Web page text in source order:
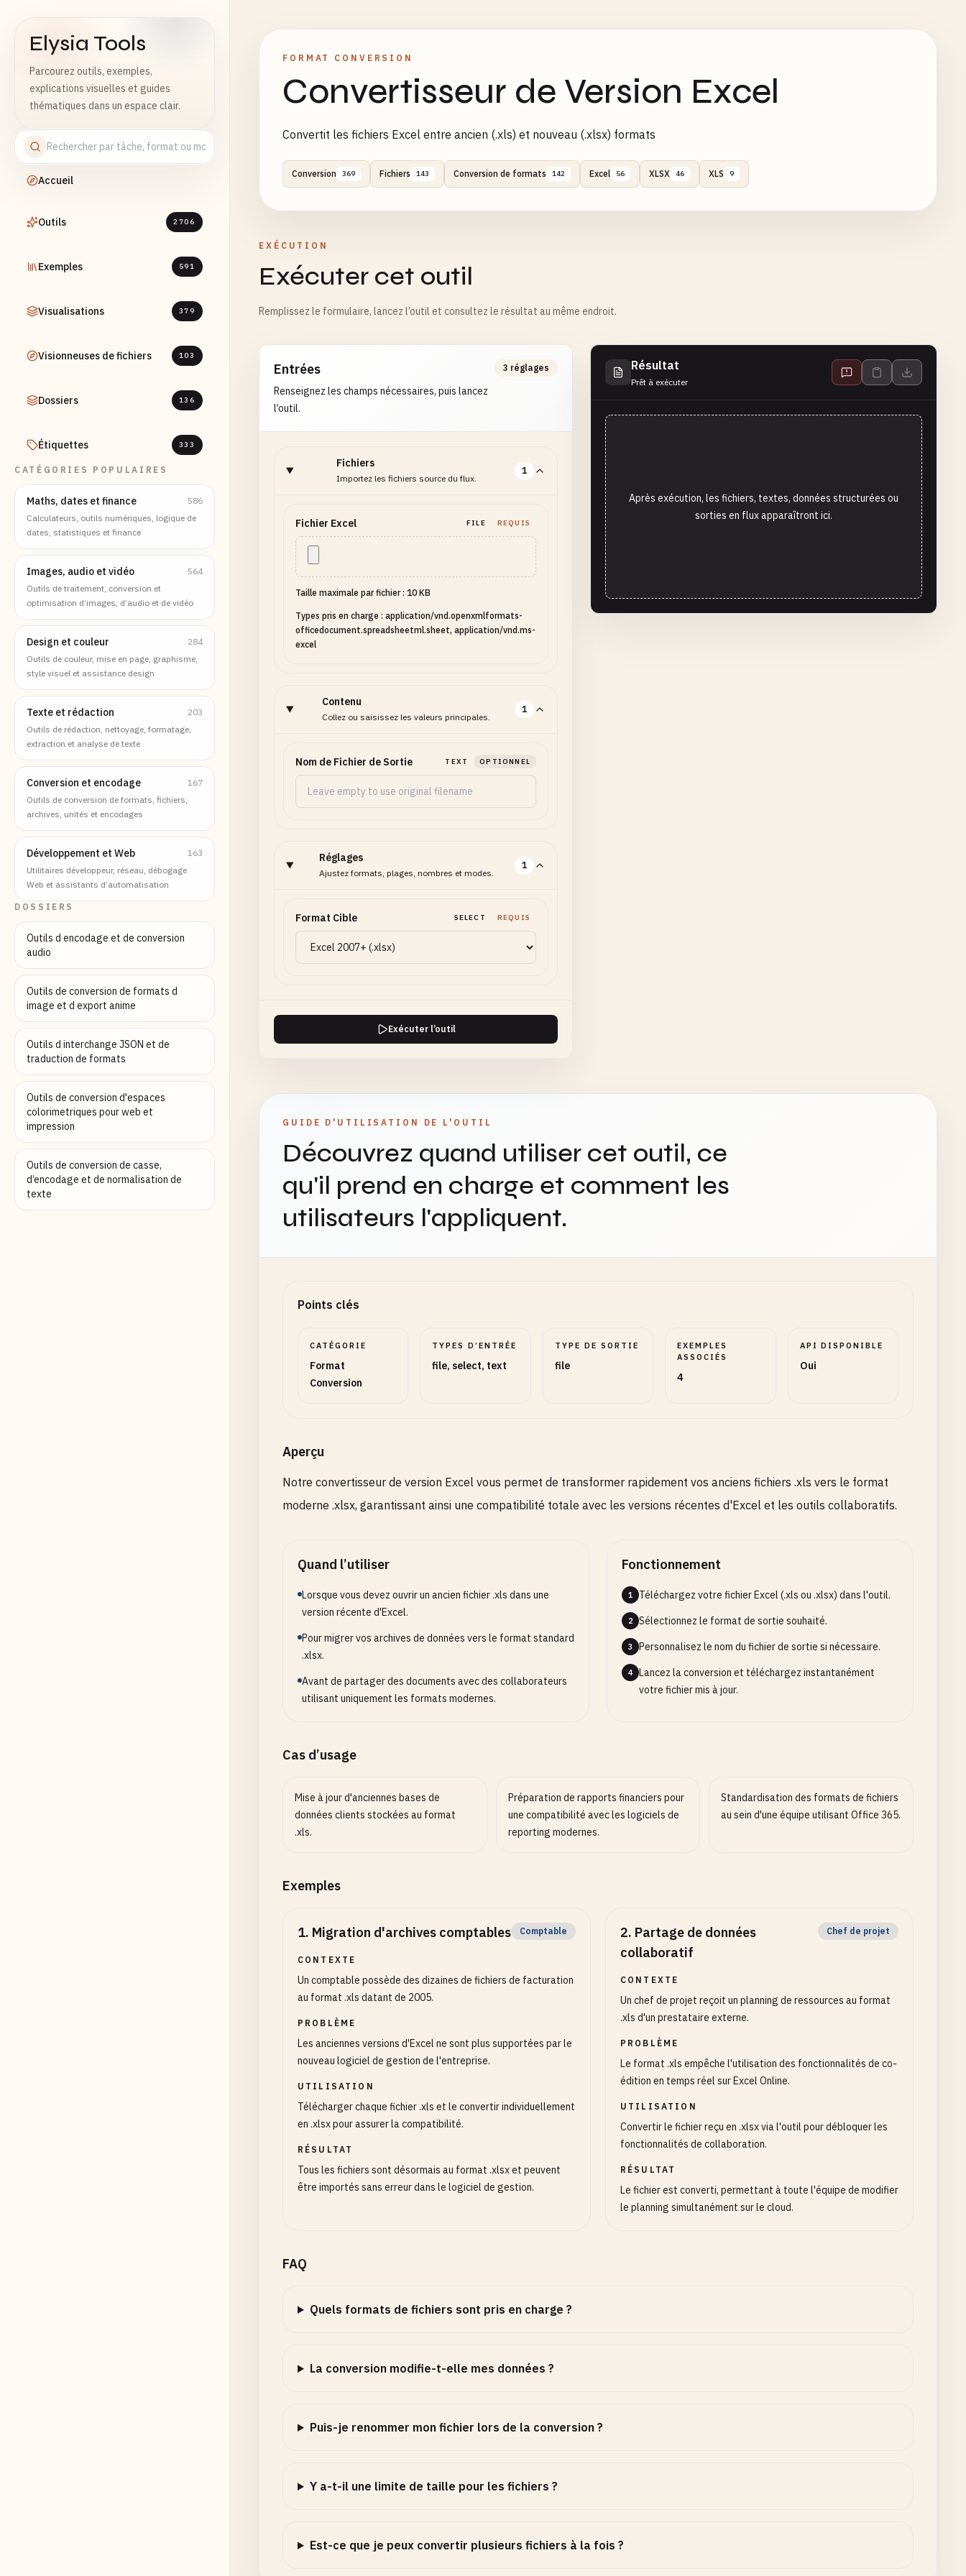
Elysia Tools
Parcourez outils, exemples,
explications visuelles et guides
thématiques dans un espace clair.
Accueil
Outils 2706
Exemples 591
Visualisations 379
Visionneuses de fichiers 103
Dossiers 136
Étiquettes 333
CATÉGORIES POPULAIRES
Maths, dates et finance
586
Calculateurs, outils numériques, logique de
dates, statistiques et finance
Images, audio et vidéo
564
Outils de traitement, conversion et
optimisation d’images, d’audio et de vidéo
Design et couleur
284
Outils de couleur, mise en page, graphisme,
style visuel et assistance design
Texte et rédaction
203
Outils de rédaction, nettoyage, formatage,
extraction et analyse de texte
Conversion et encodage
167
Outils de conversion de formats, fichiers,
archives, unités et encodages
Développement et Web
163
Utilitaires développeur, réseau, débogage
Web et assistants d’automatisation
DOSSIERS
Outils d encodage et de conversion
audio
Outils de conversion de formats d
image et d export anime
Outils d interchange JSON et de
traduction de formats
Outils de conversion d'espaces
colorimetriques pour web et
impression
Outils de conversion de casse,
d’encodage et de normalisation de
texte
FORMAT CONVERSION
Convertisseur de Version Excel
Convertit les fichiers Excel entre ancien (.xls) et nouveau (.xlsx) formats
Conversion 369 Fichiers 143 Conversion de formats 142 Excel 56 XLSX 46 XLS 9
EXÉCUTION
Exécuter cet outil
Remplissez le formulaire, lancez l’outil et consultez le résultat au même endroit.
Entrées
Renseignez les champs nécessaires, puis lancez
l’outil.
3 réglages
Fichiers
Importez les fichiers source du flux.
1
Fichier Excel FILE REQUIS
Taille maximale par fichier : 10 KB
Types pris en charge : application/vnd.openxmlformats-
officedocument.spreadsheetml.sheet, application/vnd.ms-
excel
Contenu
Collez ou saisissez les valeurs principales.
1
Nom de Fichier de Sortie TEXT OPTIONNEL
Réglages
Ajustez formats, plages, nombres et modes.
1
Format Cible SELECT REQUIS
Exécuter l’outil
Résultat
Prêt à exécuter
Après exécution, les fichiers, textes, données structurées ou
sorties en flux apparaîtront ici.
GUIDE D'UTILISATION DE L'OUTIL
Découvrez quand utiliser cet outil, ce
qu'il prend en charge et comment les
utilisateurs l'appliquent.
Points clés
CATÉGORIE
Format
Conversion
TYPES D’ENTRÉE
file, select, text
TYPE DE SORTIE
file
EXEMPLES
ASSOCIÉS
4
API DISPONIBLE
Oui
Aperçu
Notre convertisseur de version Excel vous permet de transformer rapidement vos anciens fichiers .xls vers le format
moderne .xlsx, garantissant ainsi une compatibilité totale avec les versions récentes d'Excel et les outils collaboratifs.
Quand l’utiliser
Lorsque vous devez ouvrir un ancien fichier .xls dans une
version récente d'Excel.
Pour migrer vos archives de données vers le format standard
.xlsx.
Avant de partager des documents avec des collaborateurs
utilisant uniquement les formats modernes.
Fonctionnement
1 Téléchargez votre fichier Excel (.xls ou .xlsx) dans l'outil.
2 Sélectionnez le format de sortie souhaité.
3 Personnalisez le nom du fichier de sortie si nécessaire.
4
Lancez la conversion et téléchargez instantanément
votre fichier mis à jour.
Cas d’usage
Mise à jour d'anciennes bases de
données clients stockées au format
.xls.
Préparation de rapports financiers pour
une compatibilité avec les logiciels de
reporting modernes.
Standardisation des formats de fichiers
au sein d'une équipe utilisant Office 365.
Exemples
1. Migration d'archives comptables Comptable
CONTEXTE
Un comptable possède des dizaines de fichiers de facturation
au format .xls datant de 2005.
PROBLÈME
Les anciennes versions d'Excel ne sont plus supportées par le
nouveau logiciel de gestion de l'entreprise.
UTILISATION
Télécharger chaque fichier .xls et le convertir individuellement
en .xlsx pour assurer la compatibilité.
RÉSULTAT
Tous les fichiers sont désormais au format .xlsx et peuvent
être importés sans erreur dans le logiciel de gestion.
2. Partage de données
collaboratif
Chef de projet
CONTEXTE
Un chef de projet reçoit un planning de ressources au format
.xls d'un prestataire externe.
PROBLÈME
Le format .xls empêche l'utilisation des fonctionnalités de co-
édition en temps réel sur Excel Online.
UTILISATION
Convertir le fichier reçu en .xlsx via l'outil pour débloquer les
fonctionnalités de collaboration.
RÉSULTAT
Le fichier est converti, permettant à toute l'équipe de modifier
le planning simultanément sur le cloud.
FAQ
Quels formats de fichiers sont pris en charge ?
La conversion modifie-t-elle mes données ?
Puis-je renommer mon fichier lors de la conversion ?
Y a-t-il une limite de taille pour les fichiers ?
Est-ce que je peux convertir plusieurs fichiers à la fois ?